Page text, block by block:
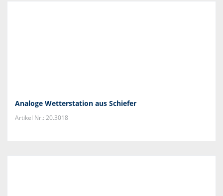
Analoge Wetterstation aus Schiefer
Artikel Nr.: 20.3018